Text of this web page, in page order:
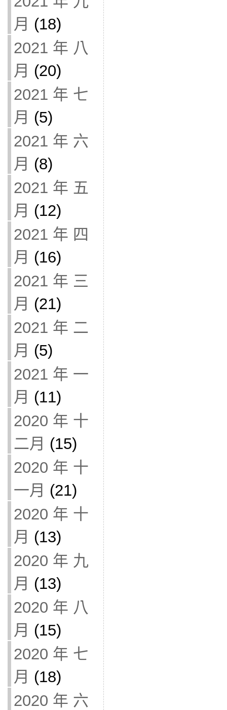
月 (18)
2021 年 八
月 (20)
2021 年 七
月 (5)
2021 年 六
月 (8)
2021 年 五
月 (12)
2021 年 四
月 (16)
2021 年 三
月 (21)
2021 年 二
月 (5)
2021 年 一
月 (11)
2020 年 十
二月 (15)
2020 年 十
一月 (21)
2020 年 十
月 (13)
2020 年 九
月 (13)
2020 年 八
月 (15)
2020 年 七
月 (18)
2020 年 六